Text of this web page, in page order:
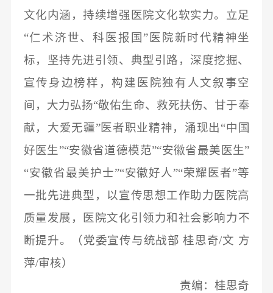
文化内涵，持续增强医院文化软实力。立足
“仁术济世、科医报国 ” 医院新时代精神坐
标，
坚持先进引领、典型引路，深度挖掘、
宣传身边榜样，构建医院独有人文叙事空
间， 大力弘扬“敬佑生命、救死扶伤、甘于奉
献，大爱无疆”医者职业精神 ， 涌现出“中国
好医生”“安徽省道德模范”“安徽省最美医生”
“安徽省最美护士”“安徽好人”“荣耀医者”等
一批先进典型，以宣传思想工作助力医院高
质量发展 ， 医院文化引领力和社会影响力不
断提升。
（党委宣传与统战部 桂思奇/文 方
萍/审核）
责编：桂思奇